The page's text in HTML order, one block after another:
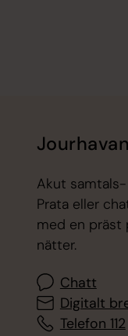
Akut
Prata eller
med en präst
nätter.
Chatt
Digitalt
Telefon 112